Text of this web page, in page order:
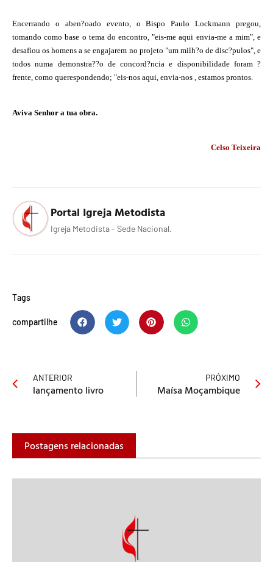
Encerrando o aben?oado evento, o Bispo Paulo Lockmann pregou,
tomando como base o tema do encontro, "eis-me aqui envia-me a mim", e
desafiou os homens a se engajarem no projeto "um milh?o de disc?pulos", e
todos numa demonstra??o de concord?ncia e disponibilidade foram ?
frente, como querespondendo; "eis-nos aqui, envia-nos , estamos prontos.
Aviva Senhor a tua obra.
Celso Teixeira
Portal Igreja Metodista
Igreja Metodista - Sede Nacional.
Tags
compartilhe
ANTERIOR
lançamento livro
PRÓXIMO
Maísa Moçambique
Postagens relacionadas